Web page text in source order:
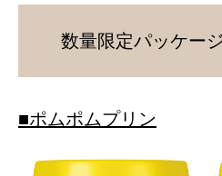
数量限定パッケー
■ポムポムプリン